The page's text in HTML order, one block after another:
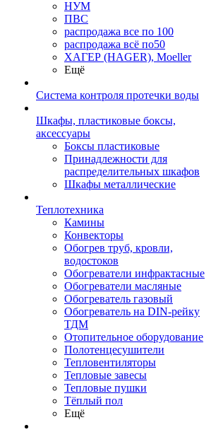
НУМ
ПВС
распродажа все по 100
распродажа всё по50
ХАГЕР (HAGER), Moeller
Ещё
Система контроля протечки воды
Шкафы, пластиковые боксы,
аксессуары
Боксы пластиковые
Принадлежности для
распределительных шкафов
Шкафы металлические
Теплотехника
Камины
Конвекторы
Обогрев труб, кровли,
водостоков
Обогреватели инфрактасные
Обогреватели масляные
Обогреватель газовый
Обогреватель на DIN-рейку
ТДМ
Отопительное оборудование
Полотенцесушители
Тепловентиляторы
Тепловые завесы
Тепловые пушки
Тёплый пол
Ещё